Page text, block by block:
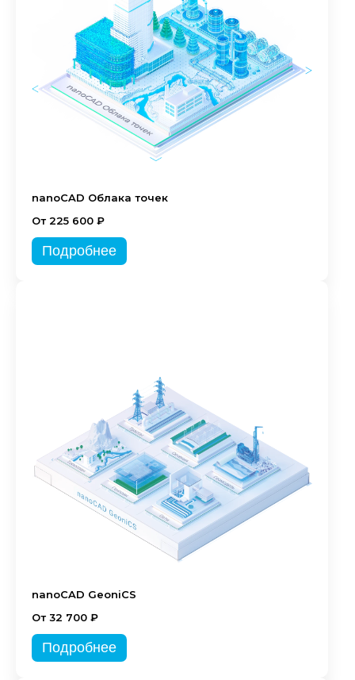
nanoCAD Облака точек
От 225 600 ₽
Подробнее
nanoCAD GeoniCS
От 32 700 ₽
Подробнее